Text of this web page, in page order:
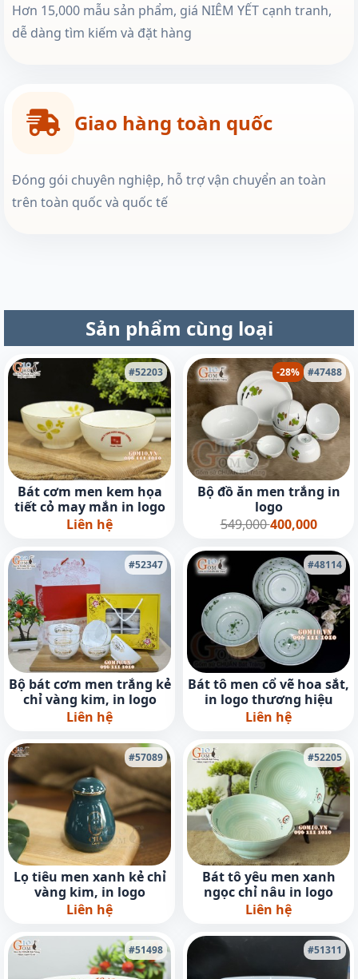
Hơn 15,000 mẫu sản phẩm, giá NIÊM YẾT cạnh tranh,
dễ dàng tìm kiếm và đặt hàng
Giao hàng toàn quốc
Đóng gói chuyên nghiệp, hỗ trợ vận chuyển an toàn
trên toàn quốc và quốc tế
Sản phẩm cùng loại
#52203
Bát cơm men kem họa
tiết cỏ may mắn in logo
Liên hệ
-28% #47488
Bộ đồ ăn men trắng in
logo
549,000400,000
#52347
Bộ bát cơm men trắng kẻ
chỉ vàng kim, in logo
Liên hệ
#48114
Bát tô men cổ vẽ hoa sắt,
in logo thương hiệu
Liên hệ
#57089
Lọ tiêu men xanh kẻ chỉ
vàng kim, in logo
Liên hệ
#52205
Bát tô yêu men xanh
ngọc chỉ nâu in logo
Liên hệ
#51498 #51311